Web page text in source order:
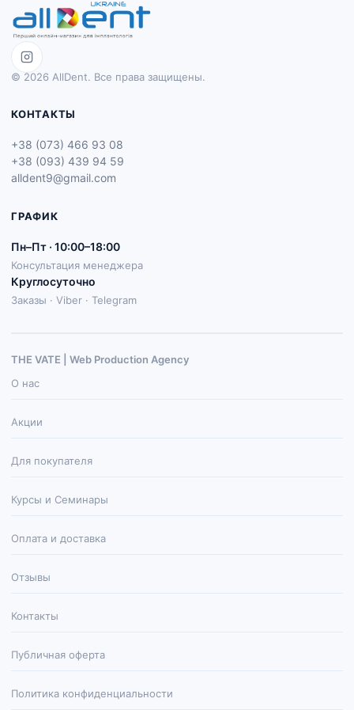
© 2026 AllDent. Все права защищены.
КОНТАКТЫ
+38 (073) 466 93 08
+38 (093) 439 94 59
alldent9@gmail.com
ГРАФИК
Пн–Пт · 10:00–18:00
Консультация менеджера
Круглосуточно
Заказы · Viber · Telegram
THE VATE | Web Production Agenсy
О нас
Акции
Для покупателя
Курсы и Семинары
Оплата и доставка
Отзывы
Контакты
Публичная оферта
Политика конфиденциальности